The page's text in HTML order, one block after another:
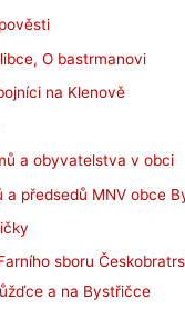
O bastrmanovi
na Klenově
a obyvatelstva v obci
a předsedů MNV obce
sboru
a na Bystřičce